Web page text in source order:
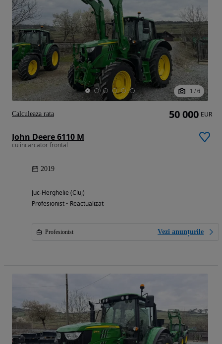
1 / 6
John Deere 6110 M
cu incarcator frontal
2019
Juc-Herghelie (Cluj)
Profesionist • Reactualizat
Profesionist Vezi anunțurile
50 000 EUR
Calculeaza rata